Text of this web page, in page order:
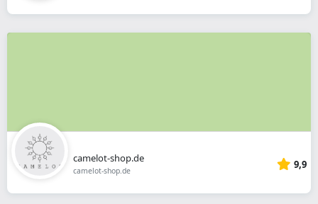
camelot-shop.de
camelot-shop.de 9,9